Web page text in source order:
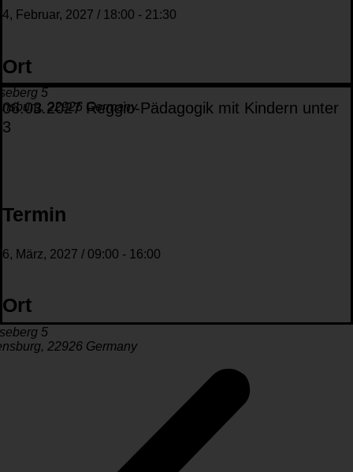
4, Februar, 2027 / 18:00 - 21:30
Ort
5
, 22926 Germany
06.03.2027 Reggio-Pädagogik mit Kindern unter
3
Termin
6, März, 2027 / 09:00 - 16:00
Ort
5
, 22926 Germany